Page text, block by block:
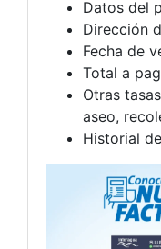
Datos del
Dirección
Fecha de
Total a
Otras
aseo,
Historial